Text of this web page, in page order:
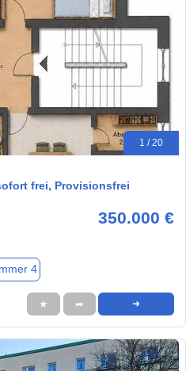
1 / 20
frei, Provisionsfrei
350.000 €
4
★ ➦ ➜